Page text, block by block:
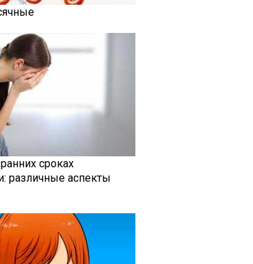
сроках
различные аспекты